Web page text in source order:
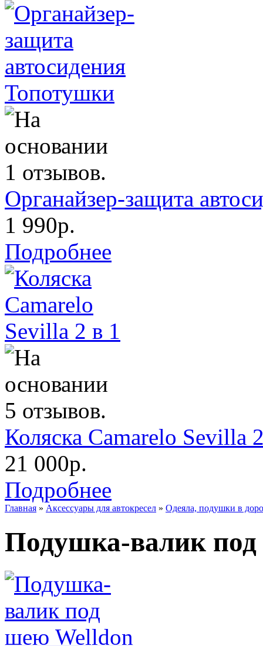
Органайзер-защита
1 990р.
Подробнее
Коляска Camarelo Sevilla
21 000р.
Подробнее
Главная » Аксессуары для автокресел » Одеяла, подушки в
Подушка-валик